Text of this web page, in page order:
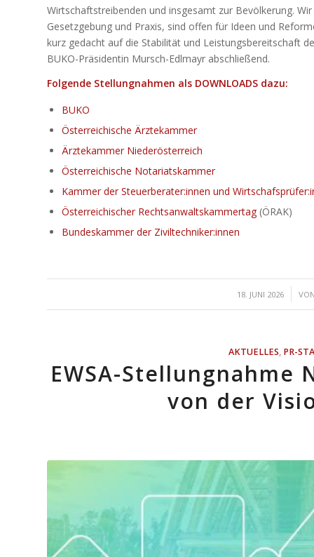
Wirtschaftstreibenden und insgesamt zur Bevölkerung.
Gesetzgebung und Praxis, sind offen für Ideen und
kurz gedacht auf die Stabilität und Leistungsbereitschaft
BUKO-Präsidentin Mursch-Edlmayr abschließend.
Folgende Stellungnahmen als DOWNLOADS dazu:
BUKO
Österreichische Ärztekammer
Ärztekammer Niederösterreich
Österreichische Notariatskammer
Kammer der Steuerberater:innen und
Österreichischer Rechtsanwaltskammertag (ÖRAK)
Bundeskammer der Ziviltechniker:innen
18. JUNI 2026
/
AKTUELLES, PR-
EWSA-Stellungnahme
von der